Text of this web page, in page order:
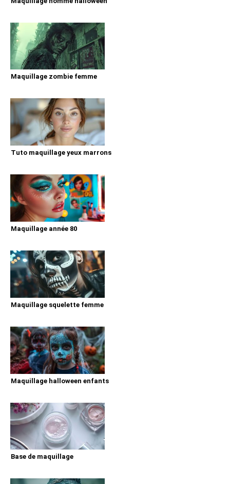
Maquillage zombie femme
Tuto maquillage yeux marrons
Maquillage année 80
Maquillage squelette femme
Maquillage halloween enfants
Base de maquillage